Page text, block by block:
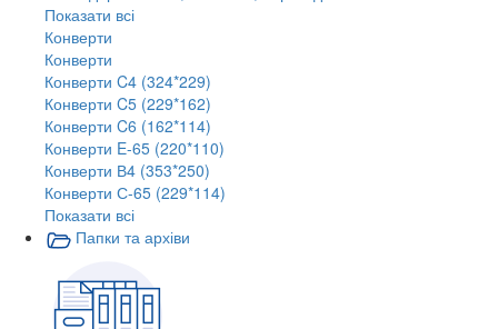
Показати всі
Конверти
Конверти
Конверти C4 (324*229)
Конверти C5 (229*162)
Конверти C6 (162*114)
Конверти E-65 (220*110)
Конверти В4 (353*250)
Конверти С-65 (229*114)
Показати всі
Папки та архіви